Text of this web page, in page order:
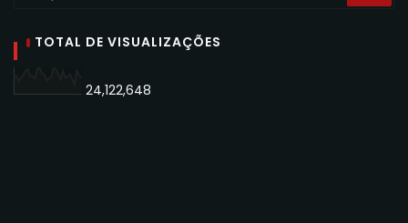
TOTAL DE VISUALIZAÇÕES
24,122,648